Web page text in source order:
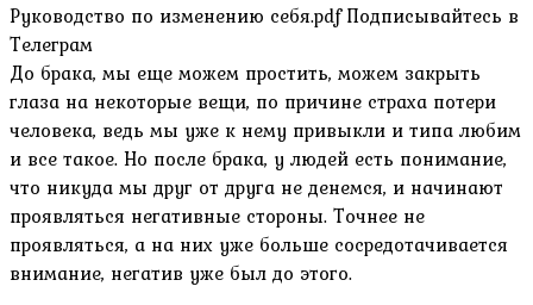
Руководство по изменению себя.pdf Подписывайтесь в
Телеграм
До брака, мы еще можем простить, можем закрыть
глаза на некоторые вещи, по причине страха потери
человека, ведь мы уже к нему привыкли и типа любим
и все такое. Но после брака, у людей есть понимание,
что никуда мы друг от друга не денемся, и начинают
проявляться негативные стороны. Точнее не
проявляться, а на них уже больше сосредотачивается
внимание, негатив уже был до этого.